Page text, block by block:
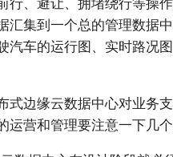
汇集到一个总的管理数据
汽车的运行图、实时路况
式边缘云数据中心对业务
运营和管理要注意一下几个